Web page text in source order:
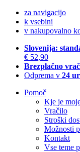
za navigacijo
k vsebini
v nakupovalno
Slovenija:
€ 52,90
Brezplačno
Odprema v 24
Pomoč
Kje je
Vračilo
Stroški
Možnosti
Kontakt
Vse teme